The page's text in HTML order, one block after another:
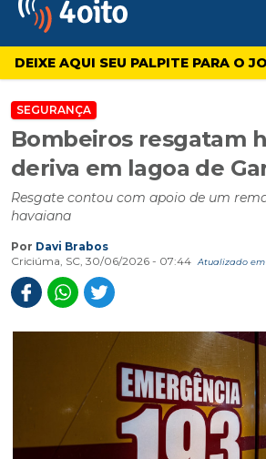
4oito
DEIXE AQUI SEU PALPITE PARA O
SEGURANÇA
Bombeiros resgatam
deriva em lagoa de
Resgate contou com apoio de um
havaiana
Por Davi Brabos
Criciúma, SC, 30/06/2026 - 07:44
Atualizado em